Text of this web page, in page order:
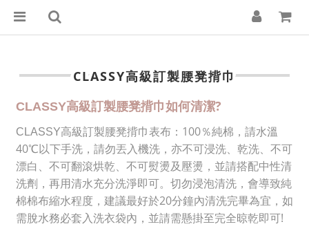
CLASSY高級訂製腰凳揹巾
CLASSY高級訂製腰凳揹巾如何清潔?
CLASSY高級訂製腰凳揹巾表布： 100％純棉，請水溫
40℃ 以下手洗，請勿丟入機洗，亦不可浸洗、乾洗、不可
漂白、不可翻滾烘乾、不可熨燙及壓燙，並請搭配中性清
洗劑，再用清水充分洗淨即可。切勿浸泡清洗，會導致純
棉棉布縮水程度，建議最好於20分鐘內清洗完畢為宜，如
需脫水務必套入洗衣袋內，並請需懸掛至完全晾乾即可!